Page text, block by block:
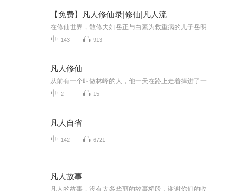
【免费】凡人修仙录|修仙|凡人流
143 913
凡人修仙
2 15
凡人自省
142 6721
凡人故事